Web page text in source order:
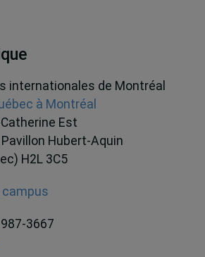
internationales de Montréal
à Montréal
Est
Hubert-Aquin
H2L 3C5
campus
3667